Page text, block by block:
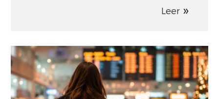
Leer